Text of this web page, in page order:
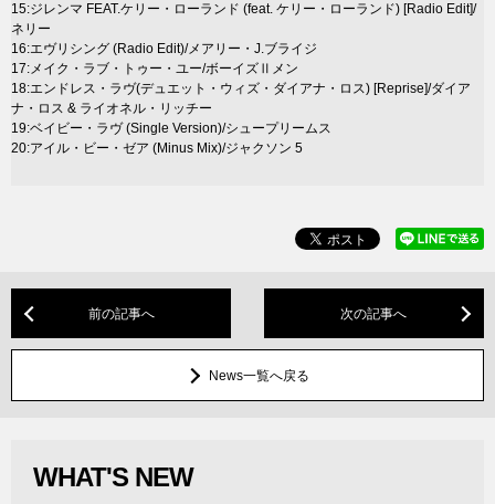
15:ジレンマ FEAT.ケリー・ローランド (feat. ケリー・ローランド) [Radio Edit]/
ネリー
16:エヴリシング (Radio Edit)/メアリー・J.ブライジ
17:メイク・ラブ・トゥー・ユー/ボーイズⅡメン
18:エンドレス・ラヴ(デュエット・ウィズ・ダイアナ・ロス) [Reprise]/ダイア
ナ・ロス & ライオネル・リッチー
19:ベイビー・ラヴ (Single Version)/シュープリームス
20:アイル・ビー・ゼア (Minus Mix)/ジャクソン 5
前の記事へ 次の記事へ
News一覧へ戻る
WHAT'S NEW